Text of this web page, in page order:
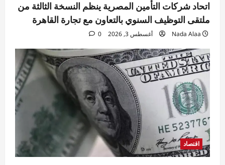
اتحاد شركات التأمين المصرية ينظم النسخة الثالثة من
ملتقى التوظيف السنوي بالتعاون مع تجارة القاهرة
Nada Alaa أغسطس 3, 2026 0
اقتصاد